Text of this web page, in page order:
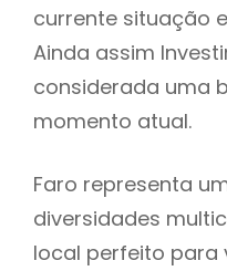
currente situação
Ainda assim
considerada uma
momento atual.
Faro representa
diversidades
local perfeito para